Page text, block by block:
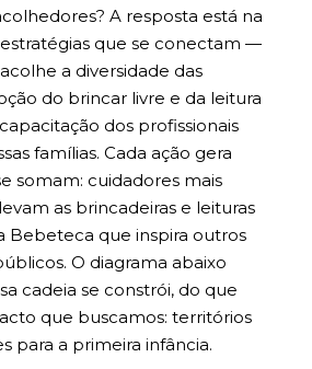
A resposta está na
que se conectam —
a diversidade das
do brincar livre e da leitura
dos profissionais
famílias. Cada ação gera
somam: cuidadores mais
as brincadeiras e leituras
Bebeteca que inspira outros
O diagrama abaixo
cadeia se constrói, do que
que buscamos: territórios
para a primeira infância.